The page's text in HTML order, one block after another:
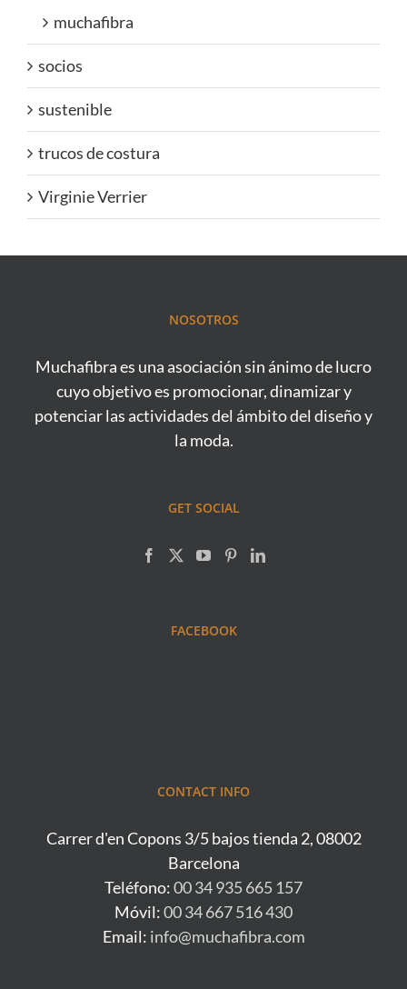
muchafibra
socios
sustenible
trucos de costura
Virginie Verrier
NOSOTROS
Muchafibra es una asociación sin ánimo de lucro
cuyo objetivo es promocionar, dinamizar y
potenciar las actividades del ámbito del diseño y
la moda.
GET SOCIAL
FACEBOOK
CONTACT INFO
Carrer d'en Copons 3/5 bajos tienda 2, 08002
Barcelona
Teléfono:00 34 935 665 157
Móvil:00 34 667 516 430
Email: info@muchafibra.com